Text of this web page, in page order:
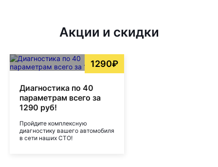
Акции и скидки
1290₽
Диагностика по 40
параметрам всего за
1290 руб!
Пройдите комплексную
диагностику вашего автомобиля
в сети наших СТО!